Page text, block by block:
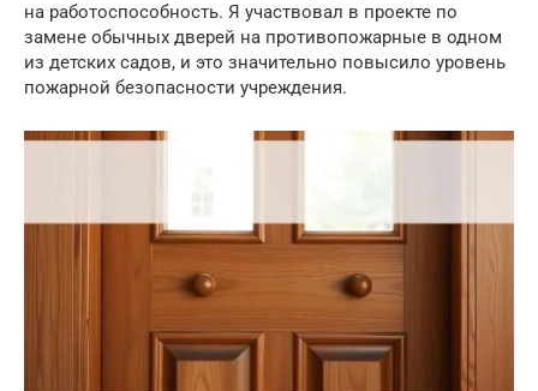
на работоспособность. Я участвовал в проекте по
замене обычных дверей на противопожарные в одном
из детских садов, и это значительно повысило уровень
пожарной безопасности учреждения.